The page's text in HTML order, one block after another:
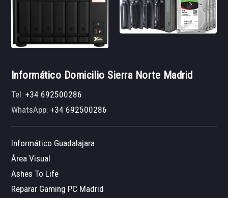
Informático Domicilio Sierra Norte Madrid
Tel:+34 692500286
WhatsApp:+34 692500286
Informático Guadalajara
Área Visual
Ashes To Life
Reparar Gaming PC Madrid